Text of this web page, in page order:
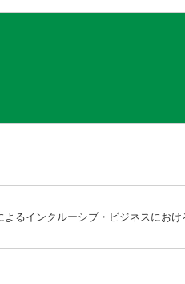
るインクルーシブ・ビジネスにおけ